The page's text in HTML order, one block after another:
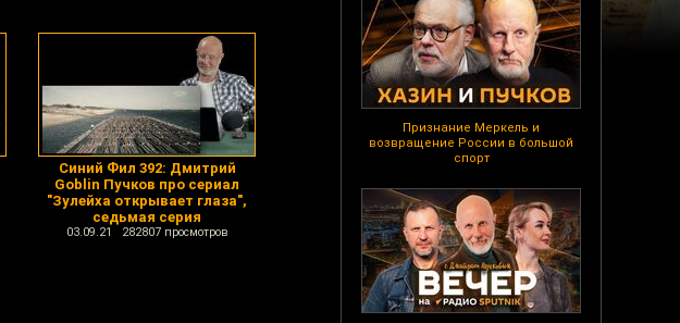
Признание Меркель и
возвращение России в большой
спорт
Синий Фил 392: Дмитрий
Goblin Пучков про сериал
"Зулейха открывает глаза",
седьмая серия
03.09.21 282807 просмотров